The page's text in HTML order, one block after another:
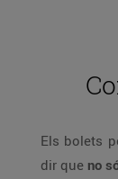
Els bolets
dir que no